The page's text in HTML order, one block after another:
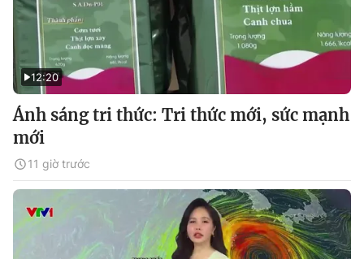
12:20
Ánh sáng tri thức: Tri thức mới, sức mạnh
mới
11 giờ trước